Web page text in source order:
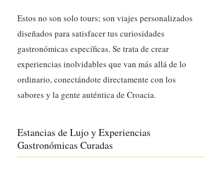
Estos no son solo tours; son viajes personalizados
diseñados para satisfacer tus curiosidades
gastronómicas específicas. Se trata de crear
experiencias inolvidables que van más allá de lo
ordinario, conectándote directamente con los
sabores y la gente auténtica de Croacia.
Estancias de Lujo y Experiencias
Gastronómicas Curadas